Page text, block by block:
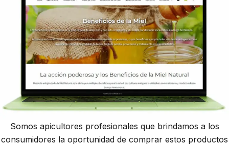
Somos apicultores profesionales que brindamos a los
consumidores la oportunidad de comprar estos productos